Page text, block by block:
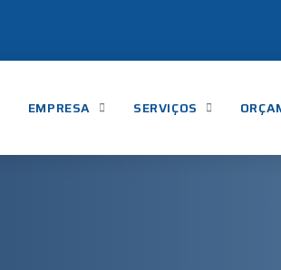
EMPRESA SERVIÇOS